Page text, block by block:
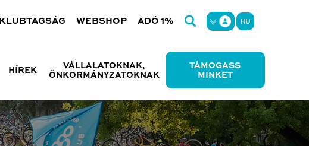
KLUBTAGSÁG WEBSHOP ADÓ 1% HU
HÍREK
VÁLLALATOKNAK,
ÖNKORMÁNYZATOKNAK
TÁMOGASS
MINKET